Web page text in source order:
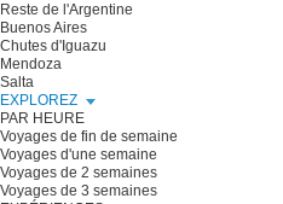
Reste de l'Argentine
Buenos Aires
Chutes d'Iguazu
Mendoza
Salta
EXPLOREZ
PAR HEURE
Voyages de fin de semaine
Voyages d'une semaine
Voyages de 2 semaines
Voyages de 3 semaines